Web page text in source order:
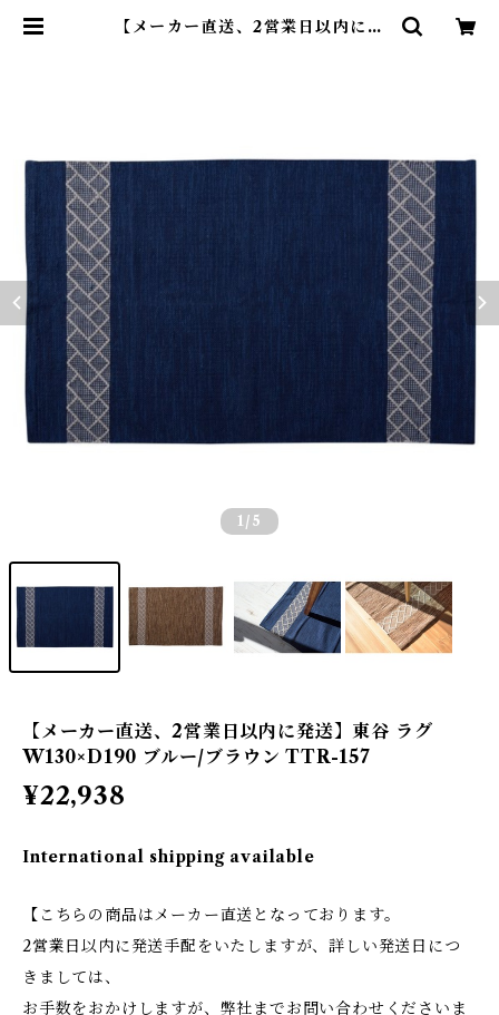
【メーカー直送、2営業日以内に発
1 /5
【メーカー直送、2営業日以内に発送】東谷 ラグ
W130×D190 ブルー/ブラウン TTR-157
¥22,938
International shipping available
【こちらの商品はメーカー直送となっております。
2営業日以内に発送手配をいたしますが、詳しい発送日につ
きましては、
お手数をおかけしますが、弊社までお問い合わせくださいま